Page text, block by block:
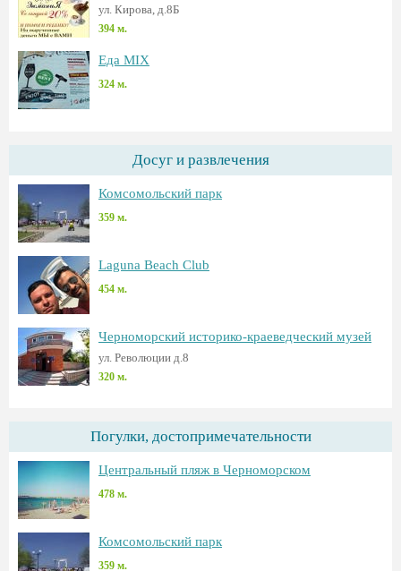
ул. Кирова, д.8Б
394 м.
Еда MIX
324 м.
Досуг и развлечения
Комсомольский парк
359 м.
Laguna Beach Club
454 м.
Черноморский историко-краеведческий музей
ул. Революции д.8
320 м.
Погулки, достопримечательности
Центральный пляж в Черноморском
478 м.
Комсомольский парк
359 м.